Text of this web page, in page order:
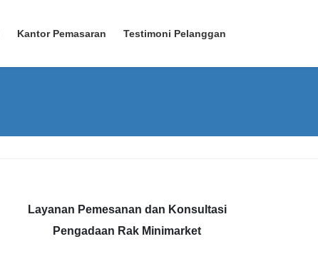
Kantor Pemasaran Testimoni Pelanggan
Layanan Pemesanan dan Konsultasi
Pengadaan Rak Minimarket